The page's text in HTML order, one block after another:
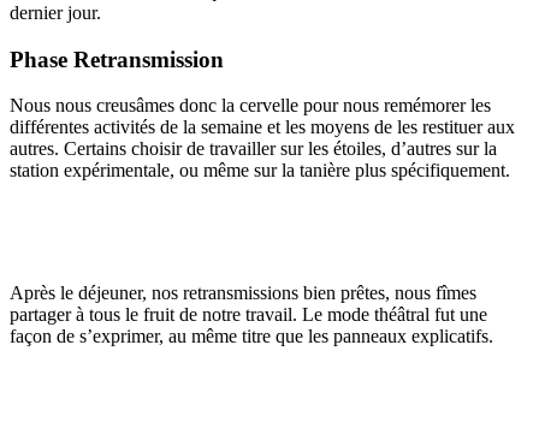
dernier jour.
Phase Retransmission
Nous nous creusâmes donc la cervelle pour nous remémorer les
différentes activités de la semaine et les moyens de les restituer aux
autres. Certains choisir de travailler sur les étoiles, d’autres sur la
station expérimentale, ou même sur la tanière plus spécifiquement.
Après le déjeuner, nos retransmissions bien prêtes, nous fîmes
partager à tous le fruit de notre travail. Le mode théâtral fut une
façon de s’exprimer, au même titre que les panneaux explicatifs.